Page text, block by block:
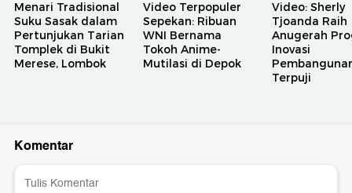
Menari Tradisional
Suku Sasak dalam
Pertunjukan Tarian
Tomplek di Bukit
Merese, Lombok
Video Terpopuler
Sepekan: Ribuan
WNI Bernama
Tokoh Anime-
Mutilasi di Depok
Video: Sherly
Tjoanda Raih
Anugerah
Inovasi
Terpuji